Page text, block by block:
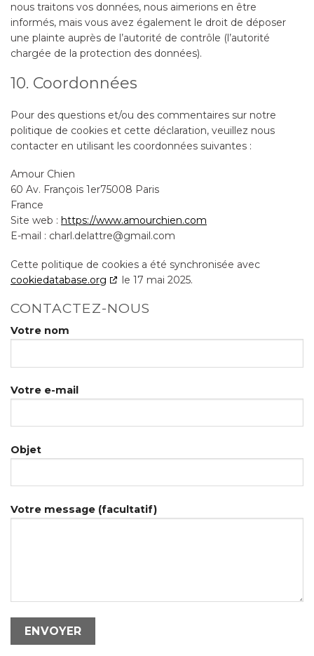
nous traitons vos données, nous aimerions en être
informés, mais vous avez également le droit de déposer
une plainte auprès de l’autorité de contrôle (l’autorité
chargée de la protection des données).
10. Coordonnées
Pour des questions et/ou des commentaires sur notre
politique de cookies et cette déclaration, veuillez nous
contacter en utilisant les coordonnées suivantes :
Amour Chien
60 Av. François 1er75008 Paris
France
Site web : https://www.amourchien.com
E-mail : charl.delattre@gmail.com
Cette politique de cookies a été synchronisée avec
cookiedatabase.org
le 17 mai 2025.
CONTACTEZ-NOUS
Votre nom
Votre e-mail
Objet
Votre message (facultatif)